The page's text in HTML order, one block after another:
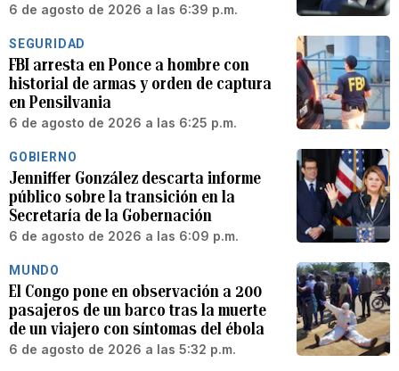
6 de agosto de 2026 a las 6:39 p.m.
SEGURIDAD
FBI arresta en Ponce a hombre con
historial de armas y orden de captura
en Pensilvania
6 de agosto de 2026 a las 6:25 p.m.
GOBIERNO
Jenniffer González descarta informe
público sobre la transición en la
Secretaría de la Gobernación
6 de agosto de 2026 a las 6:09 p.m.
MUNDO
El Congo pone en observación a 200
pasajeros de un barco tras la muerte
de un viajero con síntomas del ébola
6 de agosto de 2026 a las 5:32 p.m.